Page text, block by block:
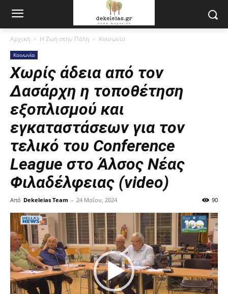
Αρχική Η Ζωή στην Πόλη Κοινωνία
Κοινωνία
Χωρίς άδεια από τον
Δασάρχη η τοποθέτηση
εξοπλισμού και
εγκαταστάσεων για τον
τελικό του Conference
League στο Άλσος Νέας
Φιλαδέλφειας (video)
Από Dekeleias Team - 24 Μαΐου, 2024 90
Πρόγραμμα
Αναπαραγωγής
Βίντεο